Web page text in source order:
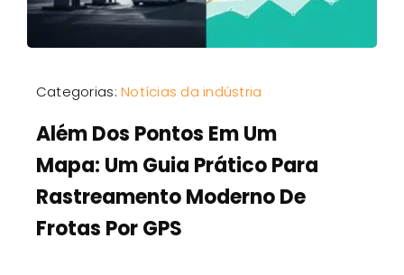
Categorias:Notícias da indústria
Além Dos Pontos Em Um
Mapa: Um Guia Prático Para
Rastreamento Moderno De
Frotas Por GPS